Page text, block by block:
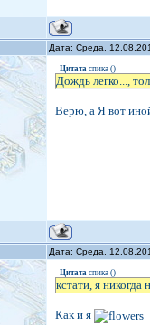
Дата: Среда,
Цитата спика ()
Дождь легко...,
Верю, а Я вот
Дата: Среда,
Цитата спика ()
кстати, я никогда
Как и я